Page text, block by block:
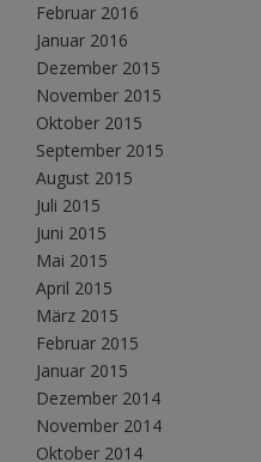
Februar 2016
Januar 2016
Dezember 2015
November 2015
Oktober 2015
September 2015
August 2015
Juli 2015
Juni 2015
Mai 2015
April 2015
März 2015
Februar 2015
Januar 2015
Dezember 2014
November 2014
Oktober 2014